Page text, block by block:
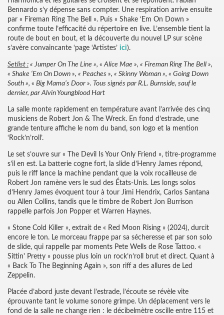
Bennardo s’y dépense sans compter. Une respiration arrive ensuite
par « Fireman Ring The Bell ». Puis « Shake ‘Em On Down »
confirme toute l’efficacité du répertoire en live. L’ensemble tient la
route de bout en bout, et la découverte du nouvel LP sur scène
s’avère convaincante ‘page ‘Artistes’ ici).
Setlist : « Jumper On The Line », « Alice Mae », « Fireman Ring The Bell »,
« Shake ‘Em On Down », « Peaches », « Skinny Woman », « Going Down
South », « Big Mama’s Door ». Tous signés par R.L. Burnside, sauf le
dernier, par Alvin Youngblood Hart
La salle monte rapidement en température avant l’arrivée des cinq
musiciens de Robert Jon & The Wreck. En fond d’estrade, une
grande tenture affiche le nom du band, son logo et la mention
‘Rock’n’roll’.
Le set s’ouvre sur « The Devil Is Your Only Friend », titre-programme
s’il en est. La batterie cogne fort, la slide d’Henry James répond,
puis le riff lance la machine pendant que la voix rocailleuse de
Robert Jon ramène vers le sud des États-Unis. Les longs solos
d’Henry James évoquent tour à tour Jimi Hendrix, Carlos Santana
ou Allen Collins, tandis que le timbre de Robert Jon Burrison
rappelle parfois Jon Popper et Warren Haynes.
« Stone Cold Killer », extrait de « Red Moon Rising » (2024), durcit
encore le ton. Le morceau frappe par sa sécheresse et par son solo
de slide, qui rappelle par moments Pete Wells de Rose Tattoo. «
Sittin' Pretty » pousse plus loin un rock’n’roll brut et direct. Quant à
« Back To The Beginning Again », son riff a des allures de Led
Zeppelin.
Placée d’abord juste devant l’estrade, l’écoute se révèle vite
éprouvante tant le volume sonore grimpe. Un déplacement vers le
fond de la salle ne change rien : le décibelmètre oscille entre 115 et